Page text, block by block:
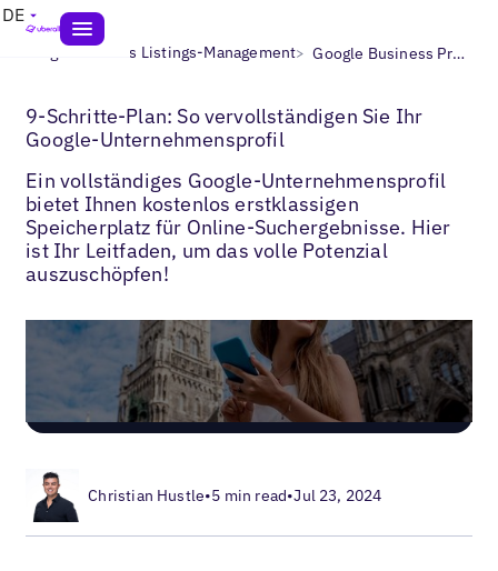
DE
Blogs> Lokales Listings-Management> Google Business Profile vervollständigen
9-Schritte-Plan: So vervollständigen Sie Ihr
Google-Unternehmensprofil
Ein vollständiges Google-Unternehmensprofil
bietet Ihnen kostenlos erstklassigen
Speicherplatz für Online-Suchergebnisse. Hier
ist Ihr Leitfaden, um das volle Potenzial
auszuschöpfen!
Christian Hustle•5 min read•Jul 23, 2024